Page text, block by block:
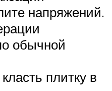
напряжений.
обычной
плитку в